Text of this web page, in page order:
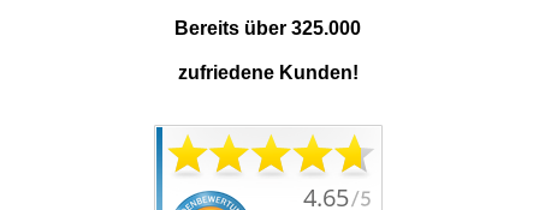
Bereits über 325.000
zufriedene Kunden!